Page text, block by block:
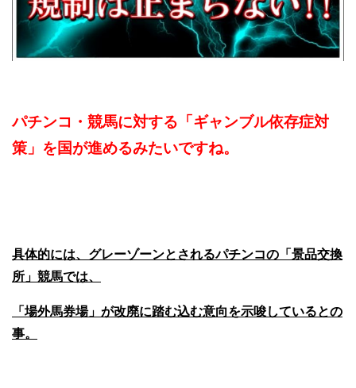
パチンコ・競馬に対する「ギャンブル依存症対
策」を国が進めるみたいですね。
具体的には、グレーゾーンとされるパチンコの「景品交換
所」競馬では、
「場外馬券場」が改廃に踏む込む意向を示唆しているとの
事。